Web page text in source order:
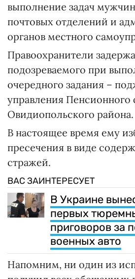
выполнение задач
почтовых отделений и
органов местного
Правоохранители
подозреваемого при
очередного задания –
управления Пенсионного
Овидиопольского района.
В настоящее время ему
пресечения в виде
стражей.
ВАС ЗАИНТЕРЕСУЕТ
В Украине
первых
приговоров за
военных авто
Напомним, ни один из